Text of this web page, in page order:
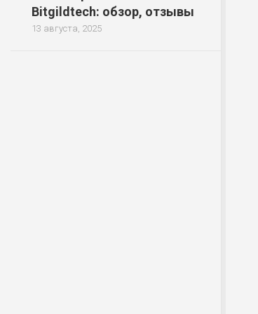
Bitgildtech: обзор, отзывы
13 августа, 2025